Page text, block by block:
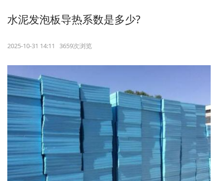
水泥发泡板导热系数是多少?
2025-10-31 14:11 3659次浏览